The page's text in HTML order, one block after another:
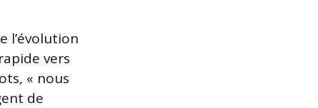
l’évolution
vers
« nous
de